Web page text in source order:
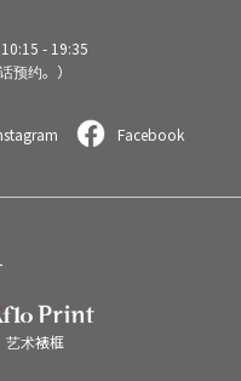
- 19:35
预约。）
Facebook
艺术裱框